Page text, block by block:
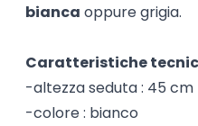
bianca oppure grigia.
Caratteristiche
-altezza seduta : 45 cm
-colore : bianco